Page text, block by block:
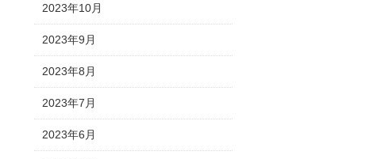
2023年10月
2023年9月
2023年8月
2023年7月
2023年6月